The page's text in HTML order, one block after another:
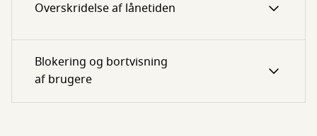
Overskridelse af lånetiden
Blokering og bortvisning
af brugere